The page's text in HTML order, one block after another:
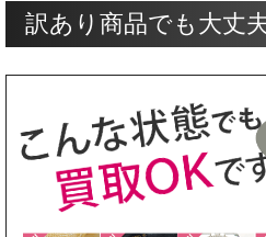
訳あり商品でも大丈夫